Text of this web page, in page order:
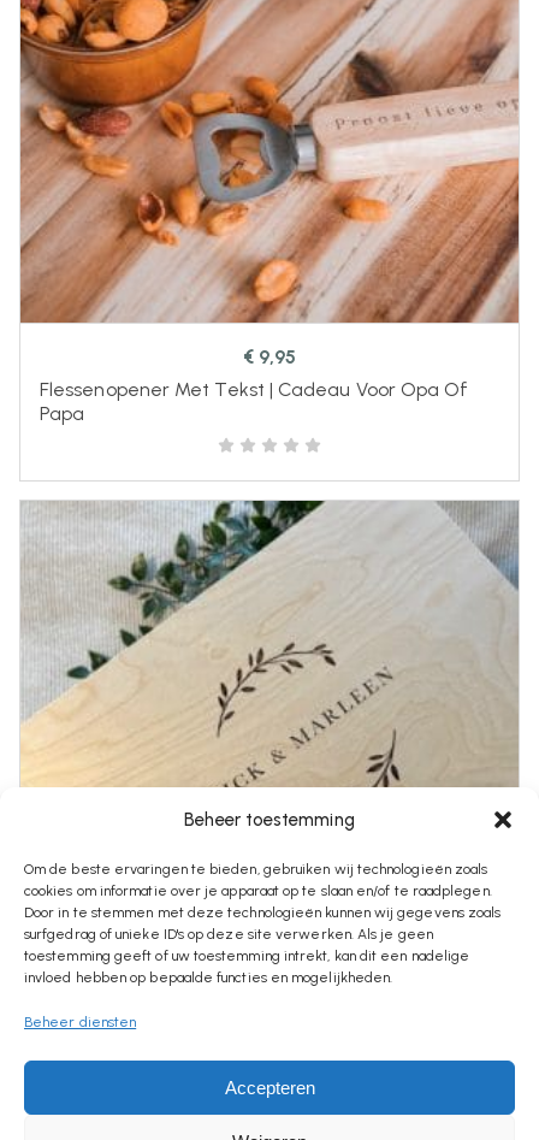
Beheer toestemming
Om de beste ervaringen te bieden, gebruiken wij technologieën zoals
cookies om informatie over je apparaat op te slaan en/of te raadplegen.
Door in te stemmen met deze technologieën kunnen wij gegevens zoals
surfgedrag of unieke ID's op deze site verwerken. Als je geen
toestemming geeft of uw toestemming intrekt, kan dit een nadelige
invloed hebben op bepaalde functies en mogelijkheden.
Beheer diensten
Accepteren
€9,95
Flessenopener Met Tekst | Cadeau Voor Opa Of
Papa
Houten Herinneringsdoos Bruiloft |
Gepersonaliseerd Trouwcadeau